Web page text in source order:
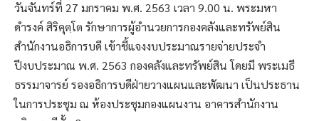
วันจันทร์ที่ 27 มกราคม พ.ศ. 2563 เวลา 9.00 น. พระมหา
ดำรงค์ สิริคุตฺโต รักษาการผู้อำนวยการกองคลังและทรัพย์สิน
สำนักงานอธิการบดี เข้าชี้แจงงบประมาณรายจ่ายประจำ
ปีงบประมาณ พ.ศ. 2563 กองคลังและทรัพย์สิน โดยมี พระเมธี
ธรรมาจารย์ รองอธิการบดีฝ่ายวางแผนและพัฒนา เป็นประธาน
ในการประชุม ณ ห้องประชุมกองแผนงาน อาคารสำนักงาน